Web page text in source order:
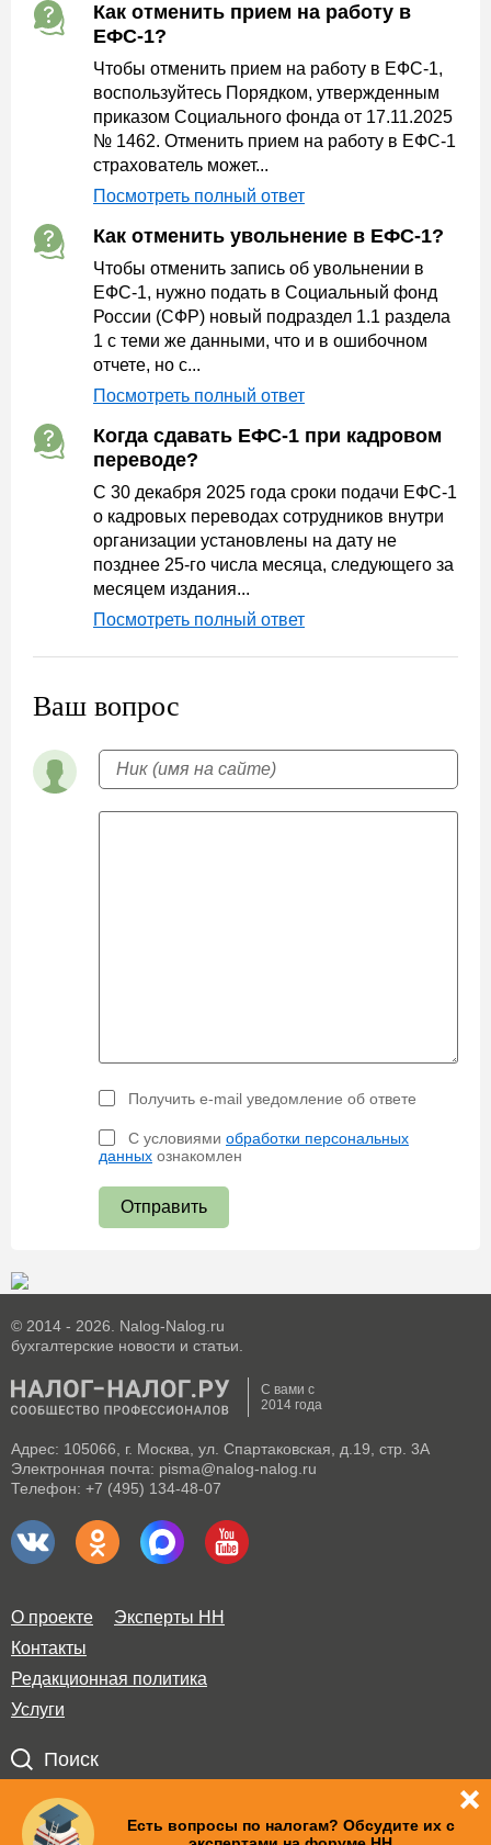
Как отменить прием на работу в
ЕФС-1?
Чтобы отменить прием на работу в ЕФС-1,
воспользуйтесь Порядком, утвержденным
приказом Социального фонда от 17.11.2025
№ 1462. Отменить прием на работу в ЕФС-1
страхователь может...
Посмотреть полный ответ
Как отменить увольнение в ЕФС-1?
Чтобы отменить запись об увольнении в
ЕФС-1, нужно подать в Социальный фонд
России (СФР) новый подраздел 1.1 раздела
1 с теми же данными, что и в ошибочном
отчете, но с...
Посмотреть полный ответ
Когда сдавать ЕФС-1 при кадровом
переводе?
С 30 декабря 2025 года сроки подачи ЕФС-1
о кадровых переводах сотрудников внутри
организации установлены на дату не
позднее 25-го числа месяца, следующего за
месяцем издания...
Посмотреть полный ответ
Ваш вопрос
Получить e-mail уведомление об ответе
С условиями обработки персональных
данных ознакомлен
Отправить
© 2014 - 2026. Nalog-Nalog.ru
бухгалтерские новости и статьи.
С вами с
2014 года
Адрес: 105066, г. Москва, ул. Спартаковская, д.19, стр. 3А
Электронная почта: pisma@nalog-nalog.ru
Телефон: +7 (495) 134-48-07
О проекте
Эксперты НН
Контакты
Редакционная политика
Услуги
Поиск
Правила использования материалов и авторские права
Есть вопросы по налогам? Обсудите их с